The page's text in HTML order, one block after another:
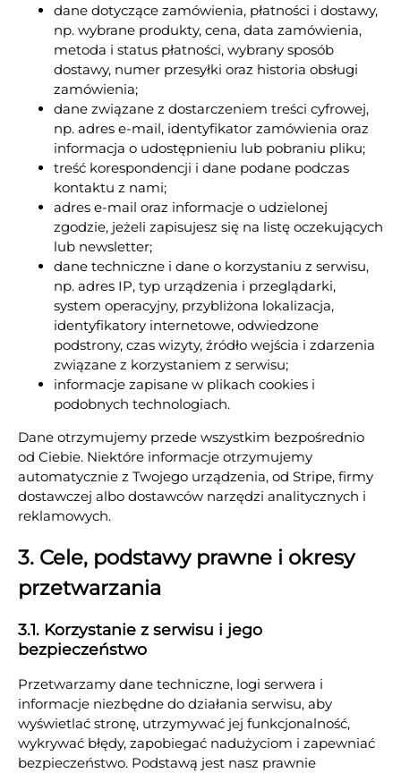
dane dotyczące zamówienia, płatności i dostawy,
np. wybrane produkty, cena, data zamówienia,
metoda i status płatności, wybrany sposób
dostawy, numer przesyłki oraz historia obsługi
zamówienia;
dane związane z dostarczeniem treści cyfrowej,
np. adres e-mail, identyfikator zamówienia oraz
informacja o udostępnieniu lub pobraniu pliku;
treść korespondencji i dane podane podczas
kontaktu z nami;
adres e-mail oraz informacje o udzielonej
zgodzie, jeżeli zapisujesz się na listę oczekujących
lub newsletter;
dane techniczne i dane o korzystaniu z serwisu,
np. adres IP, typ urządzenia i przeglądarki,
system operacyjny, przybliżona lokalizacja,
identyfikatory internetowe, odwiedzone
podstrony, czas wizyty, źródło wejścia i zdarzenia
związane z korzystaniem z serwisu;
informacje zapisane w plikach cookies i
podobnych technologiach.
Dane otrzymujemy przede wszystkim bezpośrednio
od Ciebie. Niektóre informacje otrzymujemy
automatycznie z Twojego urządzenia, od Stripe, firmy
dostawczej albo dostawców narzędzi analitycznych i
reklamowych.
3. Cele, podstawy prawne i okresy
przetwarzania
3.1. Korzystanie z serwisu i jego
bezpieczeństwo
Przetwarzamy dane techniczne, logi serwera i
informacje niezbędne do działania serwisu, aby
wyświetlać stronę, utrzymywać jej funkcjonalność,
wykrywać błędy, zapobiegać nadużyciom i zapewniać
bezpieczeństwo. Podstawą jest nasz prawnie